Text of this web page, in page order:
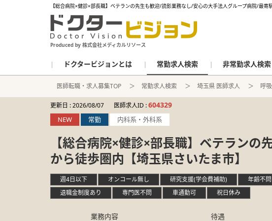
【総合病院×健診×部長職】ベテランの先生も歓迎/読影業務なし/安心の大手法人グループ病院/最寄
Produced by 株式会社メディカルリソース
ドクタービジョンとは 常勤求人検索 非常勤求人検索
医師転職・求人募集TOP 常勤求人検索 埼玉県 医師求人 呼
更新日 :2026/08/07 医師求人ID :604329
NEW 常勤 内科系・外科系
【総合病院×健診×部長職】ベテラン
から徒歩圏内【埼玉県さいたま市】
週4日以下 オンコール無し 研究支援(学会費補助) 年齢不
退職金制度あり
専門医不問 車通勤可 祝日休み
業務内容 待遇